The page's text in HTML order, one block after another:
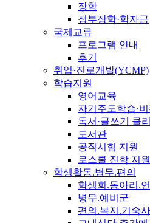
장학
정부장학·학자금
국제교류
프로그램 안내
후기
취업·진로개발(YCMP)
학습지원
영어교육
자기주도학습·
독서·글쓰기 클
도서관
공직시험 지원
로스쿨 진학 지원
학생활동.병무.편의
학생회.동아리.
병무.예비군
편의.복지.기숙사